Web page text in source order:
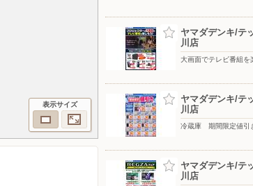
表示サイズ
ヤマダデンキ/テ
川店
大画面でテレビ番組を
ヤマダデンキ/テ
川店
冷蔵庫 期間限定値引
ヤマダデンキ/テ
川店